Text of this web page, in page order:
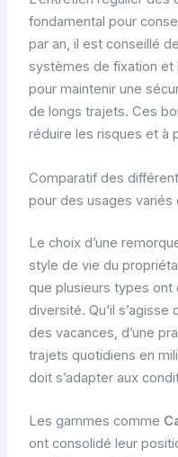
fondamental pour
par an, il est conseillé
systèmes de fixation
pour maintenir une
de longs trajets. Ces
réduire les risques et à
Comparatif des
pour des usages variés
Le choix d’une
style de vie du
que plusieurs types
diversité. Qu’il s’agisse
des vacances, d’une
trajets quotidiens en
doit s’adapter aux
Les gammes comme
ont consolidé leur